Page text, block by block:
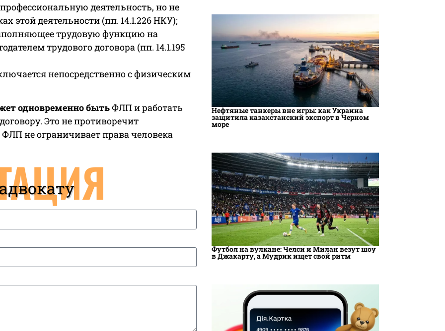
деятельность, но не
этой деятельности (пп. 14.1.226 НКУ);
трудовую функцию на
трудового договора (пп. 14.1.195
непосредственно с физическим
одновременно бытьФЛП и работать
Это не противоречит
ФЛП не ограничивает права человека
Нефтяные танкеры вне игры: как Украина
защитила казахстанский экспорт в Черном
море
Футбол на вулкане: Челси и Милан везут шоу
в Джакарту, а Мудрик ищет свой ритм